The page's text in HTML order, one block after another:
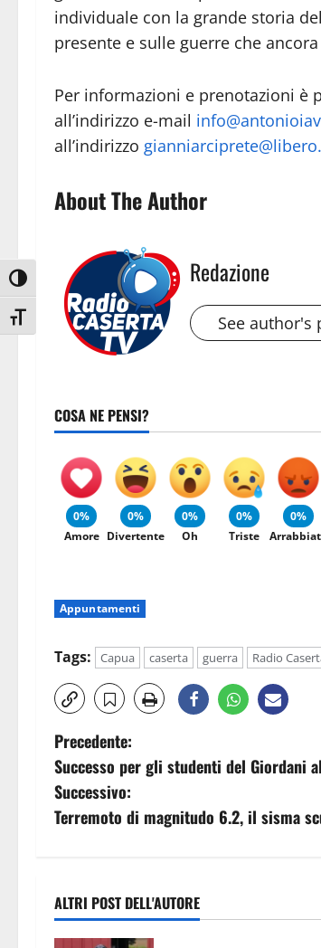
Attiva/disattiva alto contrasto
Attiva/disattiva dimensione testo
individuale con la grande storia
presente e sulle guerre che
Per informazioni e prenotazioni è
all’indirizzo e-mail
all’indirizzo
About The Author
Redazione
See author's
COSA NE PENSI?
0%
Amore
0%
Divertente
0%
Oh
0%
Triste
0%
Appuntamenti
Tags: Capua caserta guerra Radio
N
a
v
g
a
Precedente:
Successo per gli studenti del Giordani
Successivo:
Terremoto di magnitudo 6.2, il sisma
ALTRI POST DELL'AUTORE